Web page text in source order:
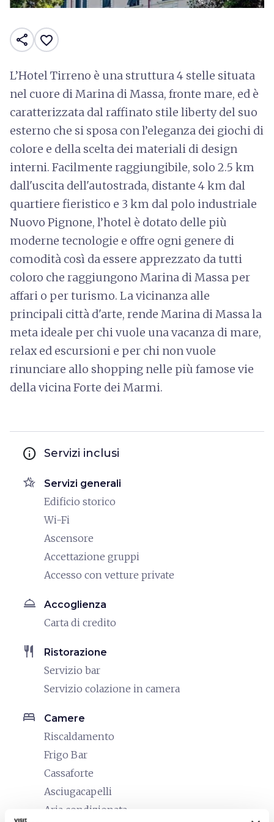
share favorite_border
L’Hotel Tirreno è una struttura 4 stelle situata
nel cuore di Marina di Massa, fronte mare, ed è
caratterizzata dal raffinato stile liberty del suo
esterno che si sposa con l’eleganza dei giochi di
colore e della scelta dei materiali di design
interni. Facilmente raggiungibile, solo 2.5 km
dall'uscita dell'autostrada, distante 4 km dal
quartiere fieristico e 3 km dal polo industriale
Nuovo Pignone, l’hotel è dotato delle più
moderne tecnologie e offre ogni genere di
comodità così da essere apprezzato da tutti
coloro che raggiungono Marina di Massa per
affari o per turismo. La vicinanza alle
principali città d'arte, rende Marina di Massa la
meta ideale per chi vuole una vacanza di mare,
relax ed escursioni e per chi non vuole
rinunciare allo shopping nelle più famose vie
della vicina Forte dei Marmi.
info Servizi inclusi
hotel_class Servizi generali
Edificio storico
Wi-Fi
Ascensore
Accettazione gruppi
Accesso con vetture private
room_service Accoglienza
Carta di credito
restaurant Ristorazione
Servizio bar
Servizio colazione in camera
bed Camere
Riscaldamento
Frigo Bar
Cassaforte
Asciugacapelli
Aria condizionata